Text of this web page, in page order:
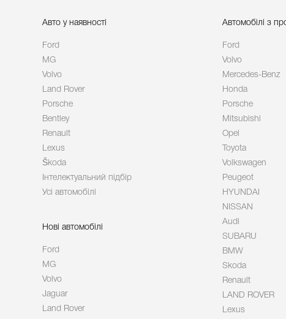
Авто у наявності
Ford
MG
Volvo
Land Rover
Porsche
Bentley
Renault
Lexus
Škoda
Інтелектуальний підбір
Усі автомобілі
Нові автомобілі
Ford
MG
Volvo
Jaguar
Land Rover
Автомобілі з
Ford
Volvo
Mercedes-Benz
Honda
Porsche
Mitsubishi
Opel
Toyota
Volkswagen
Peugeot
HYUNDAI
NISSAN
Audi
SUBARU
BMW
Skoda
Renault
LAND ROVER
Lexus